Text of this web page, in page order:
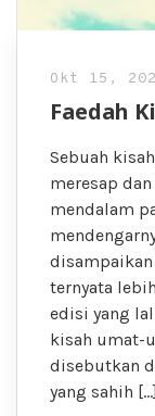
Okt 15,
Faedah
Sebuah
meresap
mendalam
ternyata
edisi yang
kisah umat-
disebutkan
yang sahih […]